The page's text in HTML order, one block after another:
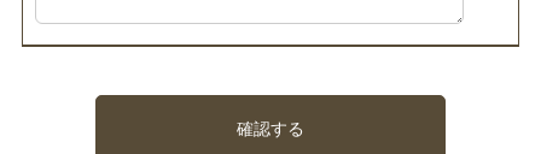
確認する